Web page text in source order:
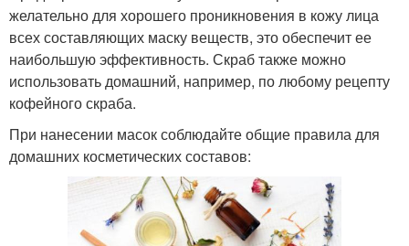
желательно для хорошего проникновения в кожу лица
всех составляющих маску веществ, это обеспечит ее
наибольшую эффективность. Скраб также можно
использовать домашний, например, по любому рецепту
кофейного скраба.
При нанесении масок соблюдайте общие правила для
домашних косметических составов: